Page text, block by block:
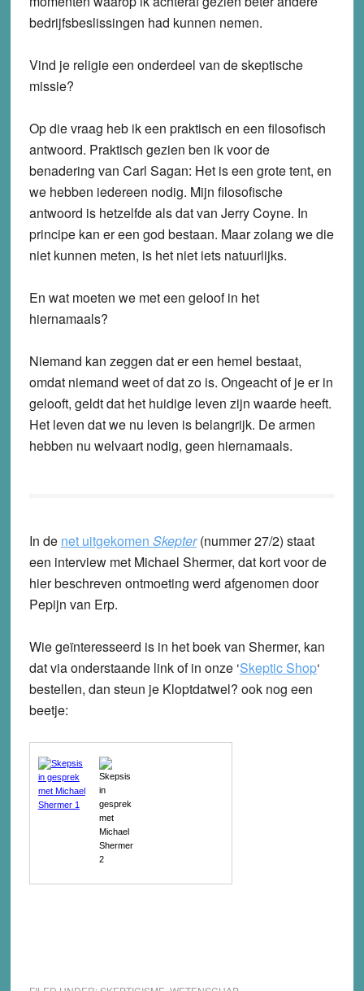
bedrijfsbeslissingen had kunnen nemen.
Vind je religie een onderdeel van de skeptische
missie?
Op die vraag heb ik een praktisch en een filosofisch
antwoord. Praktisch gezien ben ik voor de
benadering van Carl Sagan: Het is een grote tent, en
we hebben iedereen nodig. Mijn filosofische
antwoord is hetzelfde als dat van Jerry Coyne. In
principe kan er een god bestaan. Maar zolang we die
niet kunnen meten, is het niet iets natuurlijks.
En wat moeten we met een geloof in het
hiernamaals?
Niemand kan zeggen dat er een hemel bestaat,
omdat niemand weet of dat zo is. Ongeacht of je er in
gelooft, geldt dat het huidige leven zijn waarde heeft.
Het leven dat we nu leven is belangrijk. De armen
hebben nu welvaart nodig, geen hiernamaals.
In de net uitgekomen Skepter(nummer 27/2) staat
een interview met Michael Shermer, dat kort voor de
hier beschreven ontmoeting werd afgenomen door
Pepijn van Erp.
Wie geïnteresseerd is in het boek van Shermer, kan
dat via onderstaande link of in onze ‘Skeptic Shop‘
bestellen, dan steun je Kloptdatwel? ook nog een
beetje: